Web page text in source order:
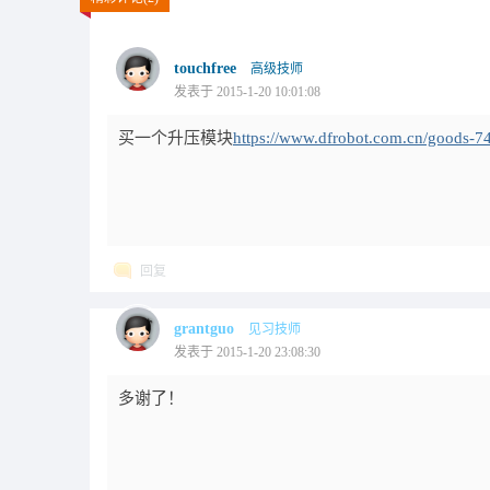
touchfree
高级技师
发表于 2015-1-20 10:01:08
买一个升压模块https://www.dfrobot.com.cn/goods-
回复
grantguo
见习技师
发表于 2015-1-20 23:08:30
多谢了！